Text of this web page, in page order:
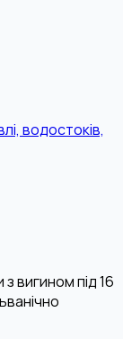
водостоків,
вигином під 16